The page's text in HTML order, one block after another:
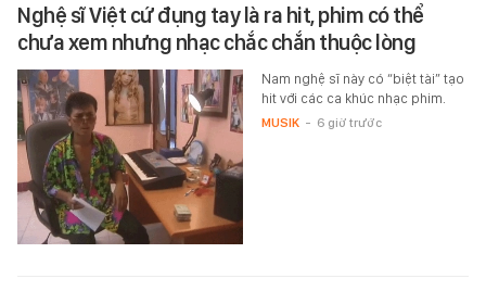
Nghệ sĩ Việt cứ đụng tay là ra hit, phim có thể
chưa xem nhưng nhạc chắc chắn thuộc lòng
Nam nghệ sĩ này có “biệt tài” tạo
hit với các ca khúc nhạc phim.
MUSIK - 6 giờ trước